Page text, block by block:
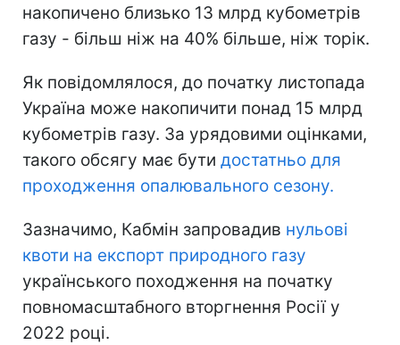
накопичено близько 13 млрд кубометрів
газу - більш ніж на 40% більше, ніж торік.
Як повідомлялося, до початку листопада
Україна може накопичити понад 15 млрд
кубометрів газу. За урядовими оцінками,
такого обсягу має бути достатньо для
проходження опалювального сезону.
Зазначимо, Кабмін запровадив нульові
квоти на експорт природного газу
українського походження на початку
повномасштабного вторгнення Росії у
2022 році.